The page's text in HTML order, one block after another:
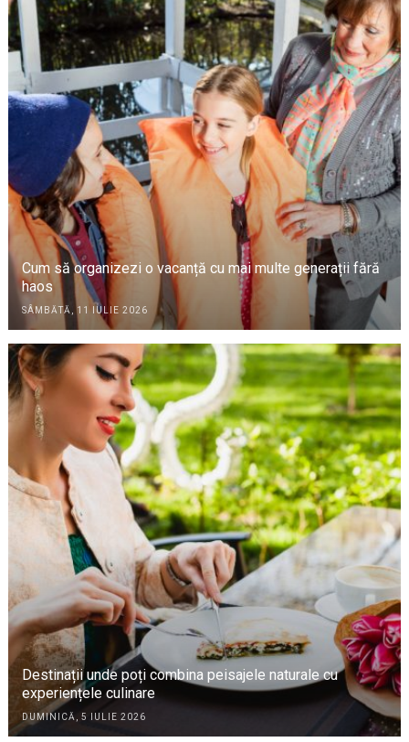
Cum să organizezi o vacanță cu mai multe generații fără
haos
SÂMBĂTĂ, 11 IULIE 2026
Destinații unde poți combina peisajele naturale cu
experiențele culinare
DUMINICĂ, 5 IULIE 2026